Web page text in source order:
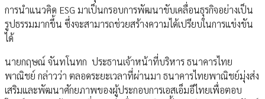
การนำแนวคิด ESG มาเป็นกรอบการพัฒนาขับเคลื่อนธุรกิจอย่างเป็น
รูปธรรมมากขึ้น ซึ่งจะสามารถช่วยสร้างความได้เปรียบในการแข่งขัน
ได้
นายกฤษณ์ จันทโนทก ประธานเจ้าหน้าที่บริหาร ธนาคารไทย
พาณิชย์ กล่าวว่า ตลอดระยะเวลาที่ผ่านมา ธนาคารไทยพาณิชย์มุ่งส่ง
เสริมและพัฒนาศักยภาพของผู้ประกอบการเอสเอ็มอีไทยเพื่อตอบ